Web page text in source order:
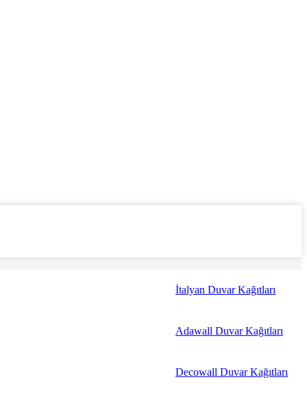
İtalyan Duvar Kağıtları
Adawall Duvar Kağıtları
Decowall Duvar Kağıtları